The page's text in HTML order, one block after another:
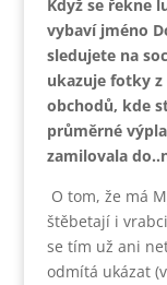
Když se řekne
vybaví jméno
sledujete na
ukazuje fotky
obchodů, kde
průměrné
zamilovala
O tom, že má
štěbetají i
se tím už ani
odmítá ukázat